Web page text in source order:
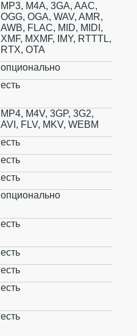
MP3, M4A, 3GA, AAC,
OGG, OGA, WAV, AMR,
AWB, FLAC, MID, MIDI,
XMF, MXMF, IMY, RTTTL,
RTX, OTA
опционально
есть
MP4, M4V, 3GP, 3G2,
AVI, FLV, MKV, WEBM
есть
есть
есть
опционально
есть
есть
есть
есть
есть